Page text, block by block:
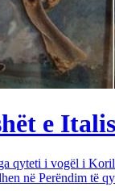
e
qyteti i vogël i
në Perëndim të